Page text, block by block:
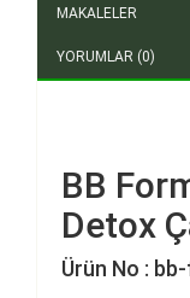
MAKALELER
YORUMLAR (0)
BB
Detox
Ürün No :